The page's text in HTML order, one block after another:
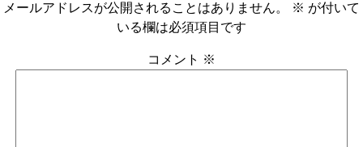
メールアドレスが公開されることはありません。 ※ が付いて
いる欄は必須項目です
コメント ※